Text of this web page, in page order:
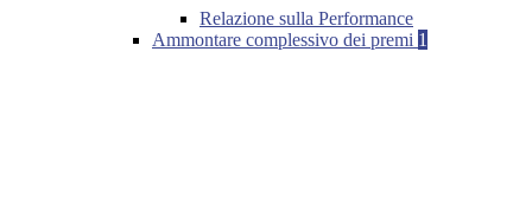
Relazione sulla Performance
Ammontare complessivo dei premi 1